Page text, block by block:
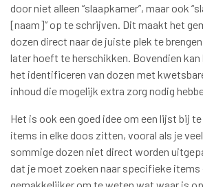
door niet alleen “slaapkamer”, maar ook
[naam]” op te schrijven. Dit maakt het
dozen direct naar de juiste plek te
later hoeft te herschikken. Bovendien kan
het identificeren van dozen met
inhoud die mogelijk extra zorg nodig
Het is ook een goed idee om een lijst bij
items in elke doos zitten, vooral als je
sommige dozen niet direct worden
dat je moet zoeken naar specifieke items
gemakkelijker om te weten wat waar is